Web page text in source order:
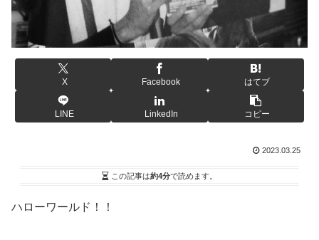
X Facebook はてブ
LINE LinkedIn コピー
2023.03.25
この記事は約4分で読めます。
ハローワールド！！